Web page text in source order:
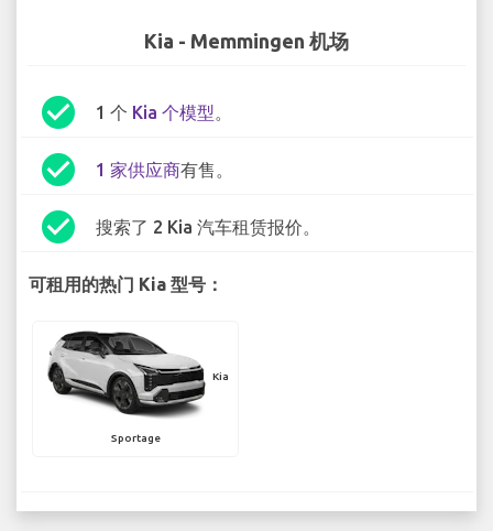
Kia - Memmingen 机场
check_circle 1 个 Kia 个模型。
check_circle 1 家供应商有售。
check_circle 搜索了 2 Kia 汽车租赁报价。
可租用的热门 Kia 型号：
Kia
Sportage